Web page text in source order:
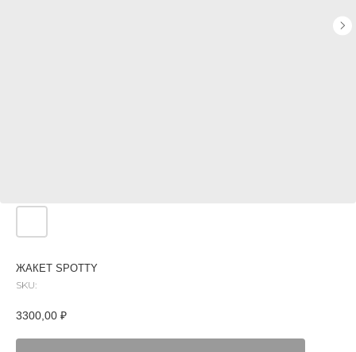
ЖАКЕТ SPOTTY
SKU:
3300,00 ₽